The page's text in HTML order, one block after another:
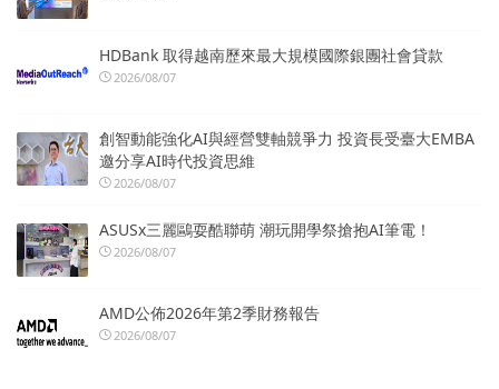
HDBank 取得越南歷來最大規模國際銀團社會貸款
2026/08/07
創智動能強化AI與經營雙軸競爭力 投資長受臺大EMBA
邀分享AI時代投資思維
2026/08/07
ASUSx三麗鷗耍酷聯萌 潮玩開學祭搶抱AI筆電！
2026/08/07
AMD公佈2026年第2季財務報告
2026/08/07